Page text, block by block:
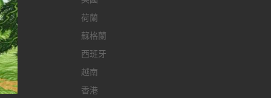
荷蘭
蘇格蘭
西班牙
越南
香港